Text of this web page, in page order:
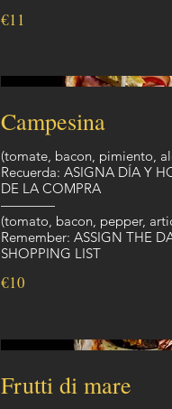
€11
Campesina
(tomate, bacon, pimiento,
Recuerda: ASIGNA DÍA Y
DE LA COMPRA
————
(tomato, bacon, pepper,
Remember: ASSIGN THE
SHOPPING LIST
€10
Frutti di mare